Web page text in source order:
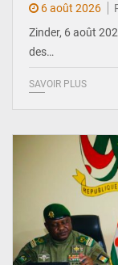
6 août 2026
Zinder, 6 août
des…
SAVOIR PLUS